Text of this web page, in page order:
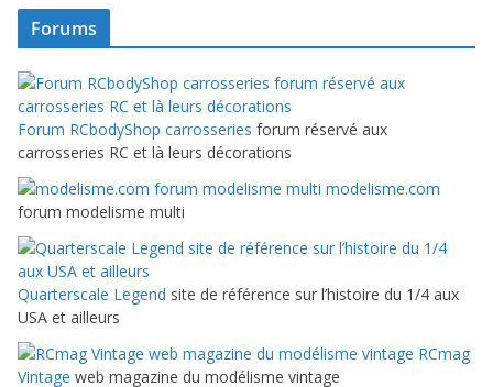
Forums
Forum RCbodyShop carrosseries forum réservé aux
carrosseries RC et là leurs décorations
modelisme.com
forum modelisme multi
Quarterscale Legend site de référence sur l’histoire du 1/4 aux
USA et ailleurs
RCmag
Vintage web magazine du modélisme vintage